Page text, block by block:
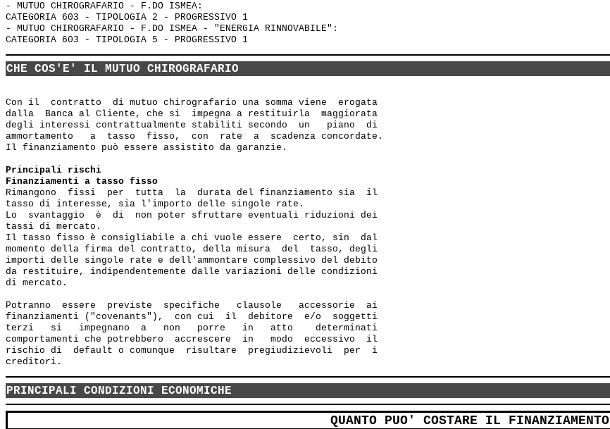
- MUTUO CHIROGRAFARIO - F.DO ISMEA:
CATEGORIA 603 - TIPOLOGIA 2 - PROGRESSIVO 1
- MUTUO CHIROGRAFARIO - F.DO ISMEA - "ENERGIA RINNOVABILE":
CHE COS'E' IL MUTUO CHIROGRAFARIO
Con il  contratto  di mutuo chirografario una somma viene  erogata
dalla  Banca al Cliente, che si  impegna a restituirla  maggiorata
degli interessi contrattualmente stabiliti secondo  un   piano  di
ammortamento   a  tasso  fisso,  con  rate  a  scadenza concordate.
Il finanziamento può essere assistito da garanzie.
Principali rischi
Finanziamenti a tasso fisso
Rimangono  fissi  per  tutta  la  durata del finanziamento sia  il
tasso di interesse, sia l'importo delle singole rate.
Lo  svantaggio  è  di  non poter sfruttare eventuali riduzioni dei
tassi di mercato.
Il tasso fisso è consigliabile a chi vuole essere  certo, sin  dal
momento della firma del contratto, della misura  del  tasso, degli
importi delle singole rate e dell'ammontare complessivo del debito
da restituire, indipendentemente dalle variazioni delle condizioni
di mercato.
Potranno  essere  previste  specifiche   clausole   accessorie  ai
finanziamenti ("covenants"),  con cui  il  debitore  e/o  soggetti
terzi   si   impegnano  a   non   porre   in   atto    determinati
comportamenti che potrebbero  accrescere  in   modo  eccessivo  il
rischio di  default o comunque  risultare  pregiudizievoli  per  i
PRINCIPALI CONDIZIONI ECONOMICHE
QUANTO PUO' COSTARE IL FINANZIAMENTO